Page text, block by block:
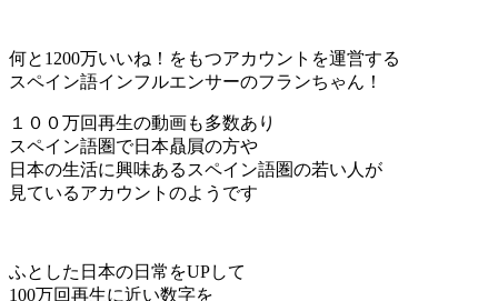
何と1200万いいね！をもつアカウントを運営する
スペイン語インフルエンサーのフランちゃん！
１００万回再生の動画も多数あり
スペイン語圏で日本贔屓の方や
日本の生活に興味あるスペイン語圏の若い人が
見ているアカウントのようです
ふとした日本の日常をUPして
100万回再生に近い数字を